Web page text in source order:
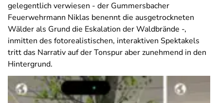
gelegentlich verwiesen - der Gummersbacher
Feuerwehrmann Niklas benennt die ausgetrockneten
Wälder als Grund die Eskalation der Waldbrände -,
inmitten des fotorealistischen, interaktiven Spektakels
tritt das Narrativ auf der Tonspur aber zunehmend in den
Hintergrund.